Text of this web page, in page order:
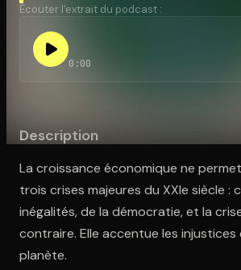
Écouter l'extrait du podcast :
0:00
Description
La croissance économique ne
trois crises majeures du XXIe siècle :
inégalités, de la démocratie, et la
contraire. Elle accentue les injustices
planète.